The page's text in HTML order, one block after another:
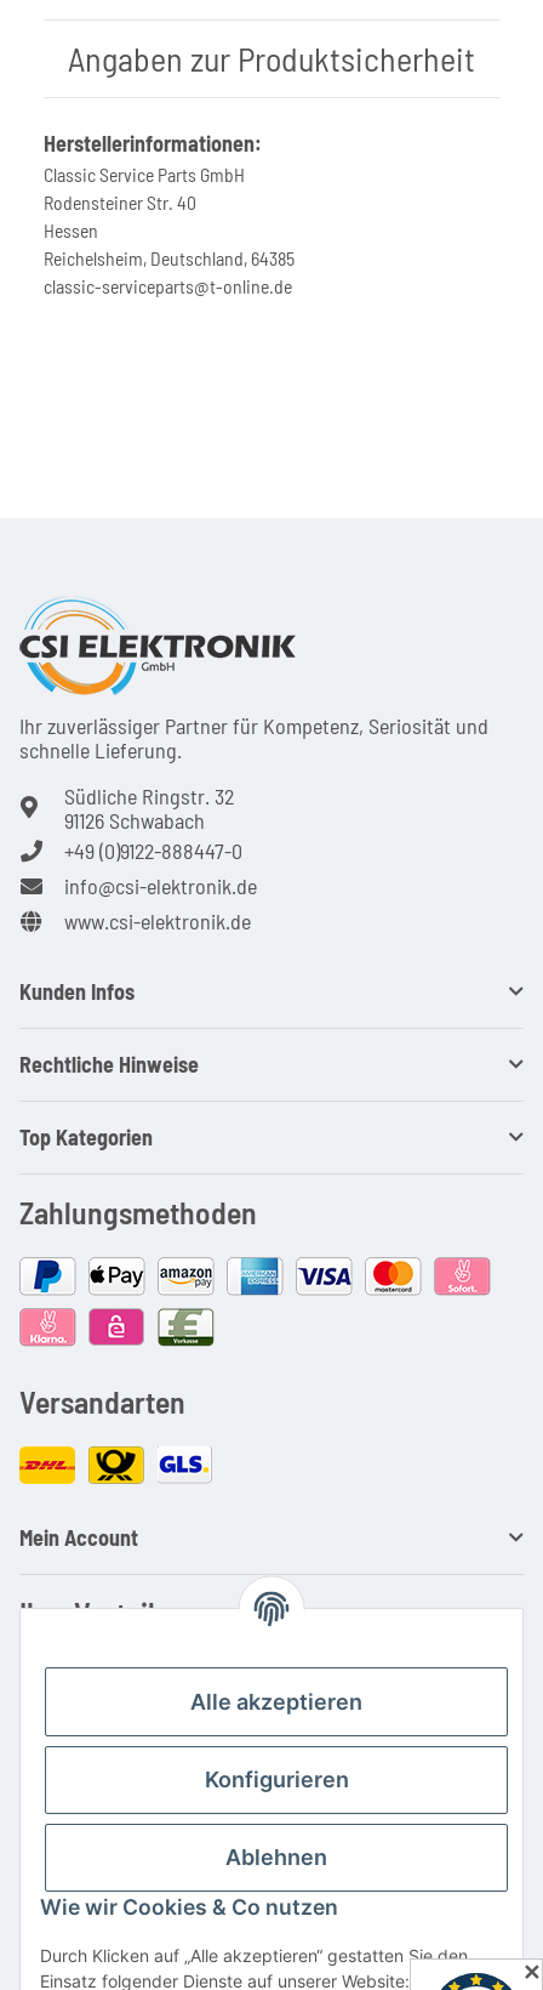
Angaben zur Produktsicherheit
Herstellerinformationen:
Classic Service Parts GmbH
Rodensteiner Str. 40
Hessen
Reichelsheim, Deutschland, 64385
classic-serviceparts@t-online.de
Ihr zuver­läs­siger Partner für Kom­pe­tenz, Seri­osi­tät und
schnel­le Lie­ferung.
Südliche Ringstr. 32
91126 Schwabach
+49 (0)9122-888447-0
info@csi-elektronik.de
www.csi-elektronik.de
Kunden Infos
Rechtliche Hinweise
Top Kategorien
Zahlungsmethoden
Versandarten
Mein Account
Ihre Vorteile
Kauf auf Rechnung
Große Auswahl an Netzteilen und Ladegeräten
Schnelle Lieferung
Hohe Lagerverfügbarkeit
Vertrag widerrufen
Alle akzeptieren
Konfigurieren
Ablehnen
Wie wir Cookies & Co nutzen
Durch Klicken auf „Alle akzeptieren“ gestatten Sie den
Einsatz folgender Dienste auf unserer Website: YouTube,
✕